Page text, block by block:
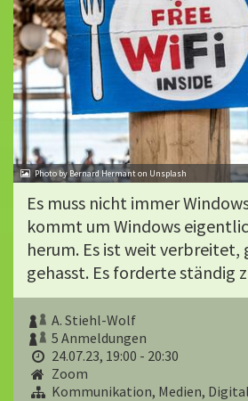
Photo by Bernard Hermant on Unsplash
Es muss nicht immer
kommt um Windows
herum. Es ist weit verbreitet,
gehasst. Es forderte ständig
A. Stiehl-Wolf
5 Anmeldungen
24.07.23, 19:00 - 20:30
Zoom
Kommunikation, Medien,